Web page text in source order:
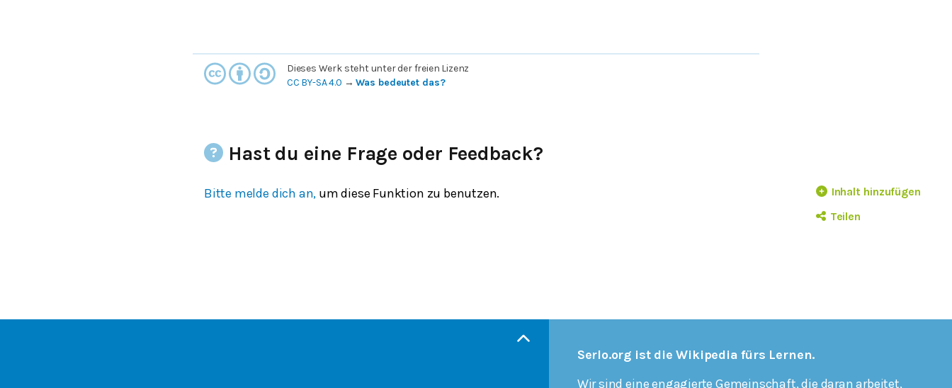
Dieses Werk steht unter der freien Lizenz
CC BY-SA 4.0 →Was bedeutet das?
Inhalt hinzufügen
Teilen
Hast du eine Frage oder Feedback?
Bitte melde dich an, um diese Funktion zu benutzen.
Serlo.org ist die Wikipedia fürs Lernen.
Wir sind eine engagierte Gemeinschaft, die daran arbeitet,